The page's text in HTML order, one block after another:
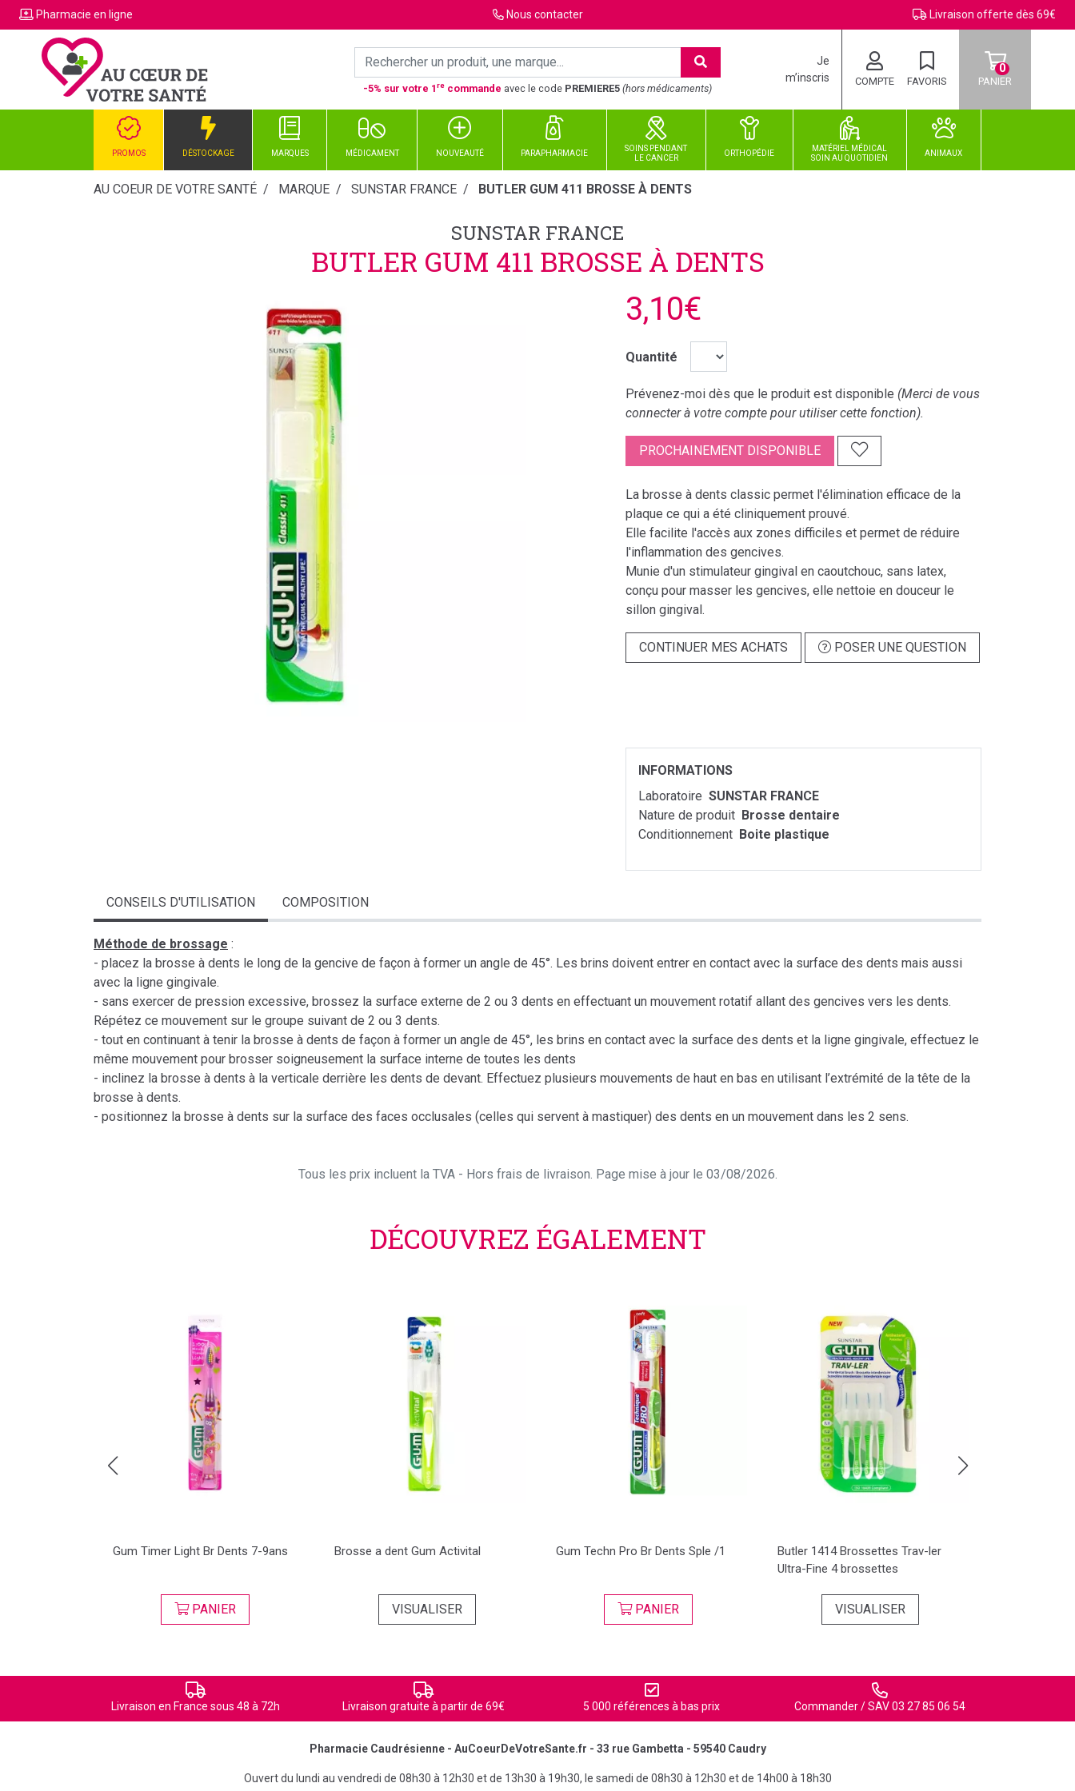
Pharmacie en ligne Nous contacter Livraison offerte dès 69€
-5% sur votre 1re commande avec le code PREMIERE5 (hors médicaments)
Je
m’inscris
COMPTE FAVORIS PANIER
0
PROMOS DÉSTOCKAGE MARQUES MÉDICAMENT NOUVEAUTÉ PARAPHARMACIE
SOINS PENDANT
LE CANCER
ORTHOPÉDIE
MATÉRIEL MÉDICAL
SOINAUQUOTIDIEN
ANIMAUX
AU COEUR DE VOTRE SANTÉ MARQUE SUNSTAR FRANCE BUTLER GUM 411 BROSSE À DENTS
SUNSTAR FRANCE
BUTLER GUM 411 BROSSE À DENTS
3,10€
Quantité
Prévenez-moi dès que le produit est disponible (Merci de vous
connecter à votre compte pour utiliser cette fonction).
PROCHAINEMENT DISPONIBLE
La brosse à dents classic permet l'élimination efficace de la
plaque ce qui a été cliniquement prouvé.
Elle facilite l'accès aux zones difficiles et permet de réduire
l'inflammation des gencives.
Munie d'un stimulateur gingival en caoutchouc, sans latex,
conçu pour masser les gencives, elle nettoie en douceur le
sillon gingival.
CONTINUER MES ACHATS POSER UNE QUESTION
INFORMATIONS
Laboratoire SUNSTAR FRANCE
Nature de produit Brosse dentaire
Conditionnement Boite plastique
CONSEILS D'UTILISATION COMPOSITION
Méthode de brossage :
- placez la brosse à dents le long de la gencive de façon à former un angle de 45°. Les brins doivent entrer en contact avec la surface des dents mais aussi
avec la ligne gingivale.
- sans exercer de pression excessive, brossez la surface externe de 2 ou 3 dents en effectuant un mouvement rotatif allant des gencives vers les dents.
Répétez ce mouvement sur le groupe suivant de 2 ou 3 dents.
- tout en continuant à tenir la brosse à dents de façon à former un angle de 45°, les brins en contact avec la surface des dents et la ligne gingivale, effectuez le
même mouvement pour brosser soigneusement la surface interne de toutes les dents
- inclinez la brosse à dents à la verticale derrière les dents de devant. Effectuez plusieurs mouvements de haut en bas en utilisant l’extrémité de la tête de la
brosse à dents.
- positionnez la brosse à dents sur la surface des faces occlusales (celles qui servent à mastiquer) des dents en un mouvement dans les 2 sens.
Tous les prix incluent la TVA - Hors frais de livraison. Page mise à jour le 03/08/2026.
DÉCOUVREZ ÉGALEMENT
Gum Timer Light Br Dents 7-9ans
PANIER
Brosse a dent Gum Activital
VISUALISER
Gum Techn Pro Br Dents Sple /1
PANIER
Butler 1414 Brossettes Trav-ler
Ultra-Fine 4 brossettes
VISUALISER
Livraison en France sous 48 à 72h Livraison gratuite à partir de 69€ 5 000 références à bas prix Commander / SAV 03 27 85 06 54
Pharmacie Caudrésienne - AuCoeurDeVotreSante.fr - 33 rue Gambetta - 59540 Caudry
Ouvert du lundi au vendredi de 08h30 à 12h30 et de 13h30 à 19h30, le samedi de 08h30 à 12h30 et de 14h00 à 18h30